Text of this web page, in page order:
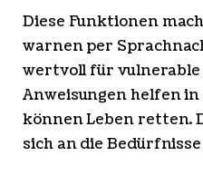
Diese Funktionen
warnen per
wertvoll für vulnerable
Anweisungen helfen
können Leben retten.
sich an die